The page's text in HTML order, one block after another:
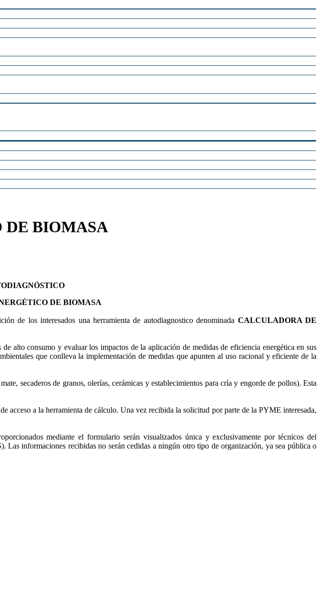
DE BIOMASA
DE BIOMASA
de los interesados una herramienta de autodiagnostico denominada CALCULADORA DE
alto consumo y evaluar los impactos de la aplicación de medidas de eficiencia energética en sus
que conlleva la implementación de medidas que apunten al uso racional y eficiente de la
secaderos de granos, olerías, cerámicas y establecimientos para cría y engorde de pollos). Esta
acceso a la herramienta de cálculo. Una vez recibida la solicitud por parte de la PYME interesada,
mediante el formulario serán visualizados única y exclusivamente por técnicos del
informaciones recibidas no serán cedidas a ningún otro tipo de organización, ya sea pública o